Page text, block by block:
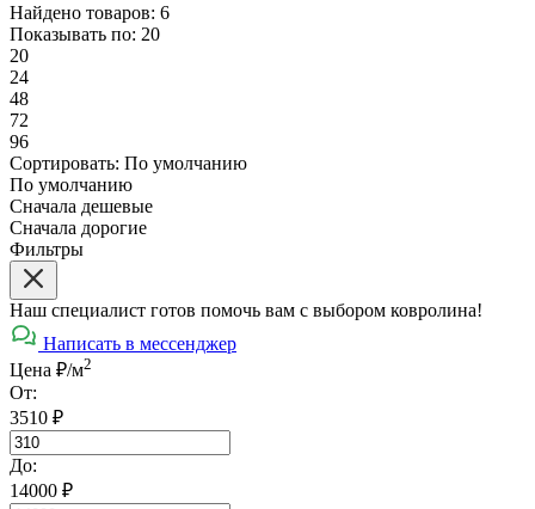
Найдено товаров: 6
Показывать по: 20
20
24
48
72
96
Сортировать: По умолчанию
По умолчанию
Сначала дешевые
Сначала дорогие
Фильтры
Наш специалист готов помочь вам с выбором ковролина!
Написать в мессенджер
Цена ₽/м2
От:
3510 ₽
До:
14000 ₽